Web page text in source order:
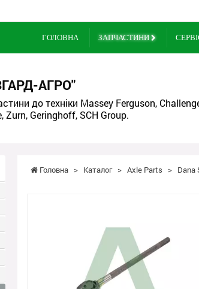
ГОЛОВНА ЗАПЧАСТИНИ
АГРО"
до техніки Massey Ferguson,
Zurn, Geringhoff, SCH Group.
Головна > Каталог > Axle Parts > Dana